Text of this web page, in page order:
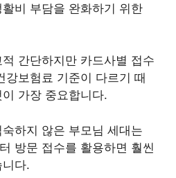
비 부담을 완화하기 위한
간단하지만 카드사별 접수
강보험료 기준이 다르기 때
가장 중요합니다.
하지 않은 부모님 세대는
방문 접수를 활용하면 훨씬
다.